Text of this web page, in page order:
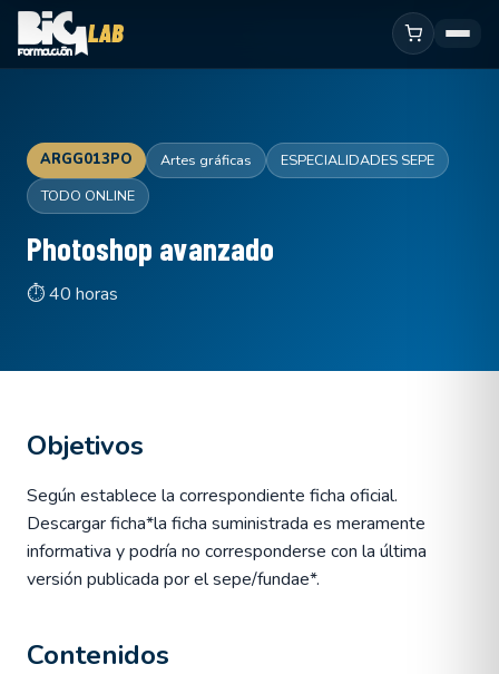
ARGG013PO Artes gráficas
ESPECIALIDADES SEPE
TODO ONLINE
Photoshop avanzado
⏱ 40 horas
Objetivos
Según establece la correspondiente ficha oficial.
Descargar ficha*la ficha suministrada es meramente
informativa y podría no corresponderse con la última
versión publicada por el sepe/fundae*.
Contenidos